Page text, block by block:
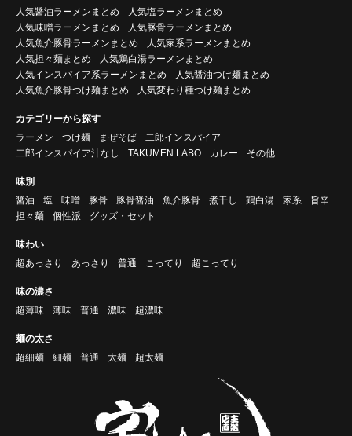
人気醤油ラーメンまとめ
人気塩ラーメンまとめ
人気味噌ラーメンまとめ
人気豚骨ラーメンまとめ
人気魚介豚骨ラーメンまとめ
人気家系ラーメンまとめ
人気担々麺まとめ
人気鶏白湯ラーメンまとめ
人気インスパイア系ラーメンまとめ
人気醤油つけ麺まとめ
人気魚介豚骨つけ麺まとめ
人気変わり種つけ麺まとめ
カテゴリーから探す
ラーメン
つけ麺 まぜそば
二郎インスパイア
二郎インスパイア汁なし
TAKUMEN LABO カレー その他
味別
醤油
塩 味噌 豚骨 豚骨醤油 魚介豚骨 煮干し 鶏白湯 家系
旨辛
担々麺
個性派 グッズ・セット
味わい
超あっさり
あっさり 普通 こってり 超こってり
味の濃さ
超薄味
薄味 普通 濃味 超濃味
麺の太さ
超細麺
細麺 普通 太麺 超太麺